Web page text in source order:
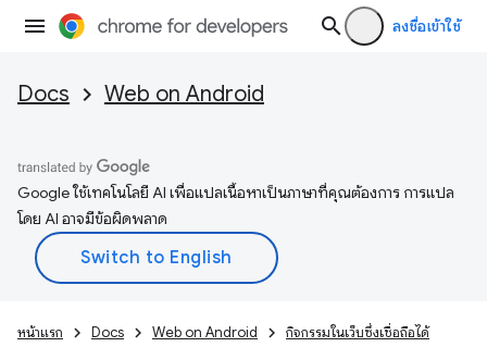
ลงชื่อเข้าใช้
Docs Web on Android
Google ใช้เทคโนโลยี AI เพื่อแปลเนื้อหาเป็นภาษาที่คุณต้องการ การแปล
โดย AI อาจมีข้อผิดพลาด
หน้าแรก Docs Web on Android กิจกรรมในเว็บซึ่งเชื่อถือได้